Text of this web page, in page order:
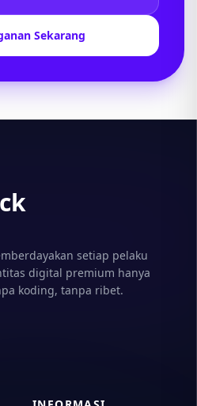
Sekarang
setiap pelaku
digital premium hanya
koding, tanpa ribet.